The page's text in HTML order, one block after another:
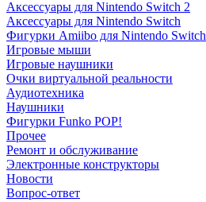
Аксессуары для Nintendo Switch 2
Аксессуары для Nintendo Switch
Фигурки Amiibo для Nintendo Switch
Игровые мыши
Игровые наушники
Очки виртуальной реальности
Аудиотехника
Наушники
Фигурки Funko POP!
Прочее
Ремонт и обслуживание
Электронные конструкторы
Новости
Вопрос-ответ